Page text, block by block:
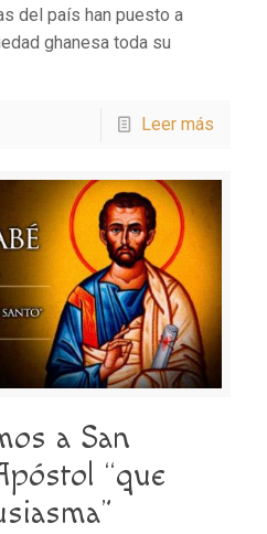
del país han puesto a
ghanesa toda su
Leer más
a San
“que